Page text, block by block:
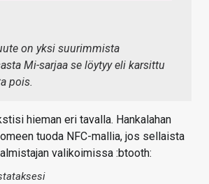
on yksi suurimmista
Mi-sarjaa se löytyy eli karsittu
pois.
hieman eri tavalla. Hankalahan
tuoda NFC-mallia, jos sellaista
valikoimissa :btooth: